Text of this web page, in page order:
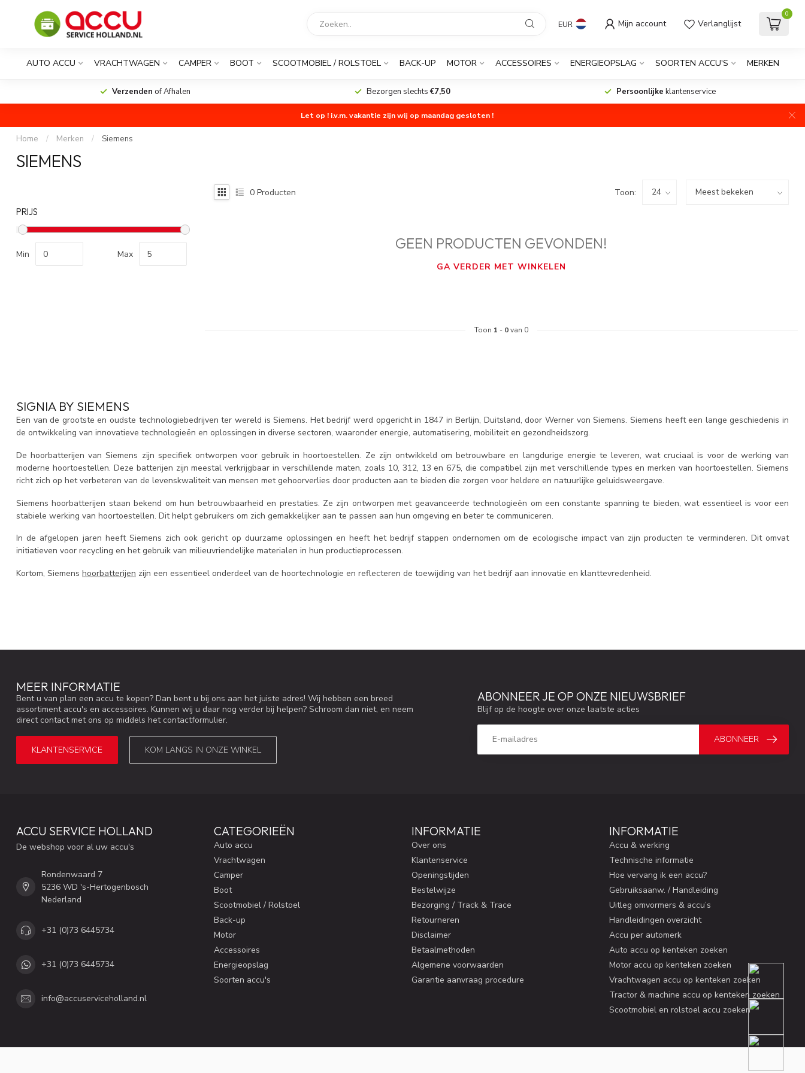
EUR Mijn account Verlanglijst
0
AUTO ACCU VRACHTWAGEN CAMPER BOOT SCOOTMOBIEL / ROLSTOEL BACK-UP MOTOR ACCESSOIRES ENERGIEOPSLAG SOORTEN ACCU'S MERKEN
Verzenden of Afhalen Bezorgen slechts€7,50 Persoonlijke klantenservice
Let op ! i.v.m. vakantie zijn wij op maandag gesloten !
Home / Merken / Siemens
SIEMENS
PRIJS
Min Max
0 Producten Toon:
GEEN PRODUCTEN GEVONDEN!
GA VERDER MET WINKELEN
Toon 1 - 0van 0
SIGNIA BY SIEMENS
Een van de grootste en oudste technologiebedrijven ter wereld is Siemens. Het bedrijf werd opgericht in 1847 in Berlijn, Duitsland, door Werner von Siemens. Siemens heeft een lange geschiedenis in
de ontwikkeling van innovatieve technologieën en oplossingen in diverse sectoren, waaronder energie, automatisering, mobiliteit en gezondheidszorg.
De hoorbatterijen van Siemens zijn specifiek ontworpen voor gebruik in hoortoestellen. Ze zijn ontwikkeld om betrouwbare en langdurige energie te leveren, wat cruciaal is voor de werking van
moderne hoortoestellen. Deze batterijen zijn meestal verkrijgbaar in verschillende maten, zoals 10, 312, 13 en 675, die compatibel zijn met verschillende types en merken van hoortoestellen. Siemens
richt zich op het verbeteren van de levenskwaliteit van mensen met gehoorverlies door producten aan te bieden die zorgen voor heldere en natuurlijke geluidsweergave.
Siemens hoorbatterijen staan bekend om hun betrouwbaarheid en prestaties. Ze zijn ontworpen met geavanceerde technologieën om een constante spanning te bieden, wat essentieel is voor een
stabiele werking van hoortoestellen. Dit helpt gebruikers om zich gemakkelijker aan te passen aan hun omgeving en beter te communiceren.
In de afgelopen jaren heeft Siemens zich ook gericht op duurzame oplossingen en heeft het bedrijf stappen ondernomen om de ecologische impact van zijn producten te verminderen. Dit omvat
initiatieven voor recycling en het gebruik van milieuvriendelijke materialen in hun productieprocessen.
Kortom, Siemens hoorbatterijen zijn een essentieel onderdeel van de hoortechnologie en reflecteren de toewijding van het bedrijf aan innovatie en klanttevredenheid.
MEER INFORMATIE
Bent u van plan een accu te kopen? Dan bent u bij ons aan het juiste adres! Wij hebben een breed
assortiment accu's en accessoires. Kunnen wij u daar nog verder bij helpen? Schroom dan niet, en neem
direct contact met ons op middels het contactformulier.
KLANTENSERVICE KOM LANGS IN ONZE WINKEL
ABONNEER JE OP ONZE NIEUWSBRIEF
Blijf op de hoogte over onze laatste acties
ABONNEER
ACCU SERVICE HOLLAND
De webshop voor al uw accu's
Rondenwaard 7
5236 WD 's-Hertogenbosch
Nederland
+31 (0)73 6445734
+31 (0)73 6445734
info@accuserviceholland.nl
CATEGORIEËN
Auto accu
Vrachtwagen
Camper
Boot
Scootmobiel / Rolstoel
Back-up
Motor
Accessoires
Energieopslag
Soorten accu's
INFORMATIE
Over ons
Klantenservice
Openingstijden
Bestelwijze
Bezorging / Track & Trace
Retourneren
Disclaimer
Betaalmethoden
Algemene voorwaarden
Garantie aanvraag procedure
INFORMATIE
Accu & werking
Technische informatie
Hoe vervang ik een accu?
Gebruiksaanw. / Handleiding
Uitleg omvormers & accu’s
Handleidingen overzicht
Accu per automerk
Auto accu op kenteken zoeken
Motor accu op kenteken zoeken
Vrachtwagen accu op kenteken zoeken
Tractor & machine accu op kenteken zoeken
Scootmobiel en rolstoel accu zoeken